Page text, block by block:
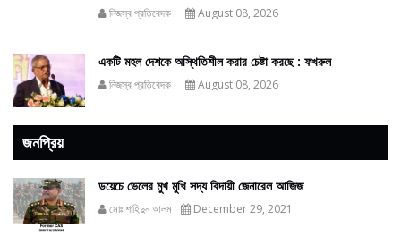
নিজস্ব প্রতিবেদক : August 08, 2026
একটি মহল দেশকে অস্থিতিশীল করার চেষ্টা করছে : ফখরুল
নিজস্ব প্রতিবেদক : August 08, 2026
জনপ্রিয়
ডয়েচে ভেলের মুখ মুখি সদ্য বিদায়ী জেনারেল আজিজ
মোঃ শাহিদুন আলম December 29, 2021